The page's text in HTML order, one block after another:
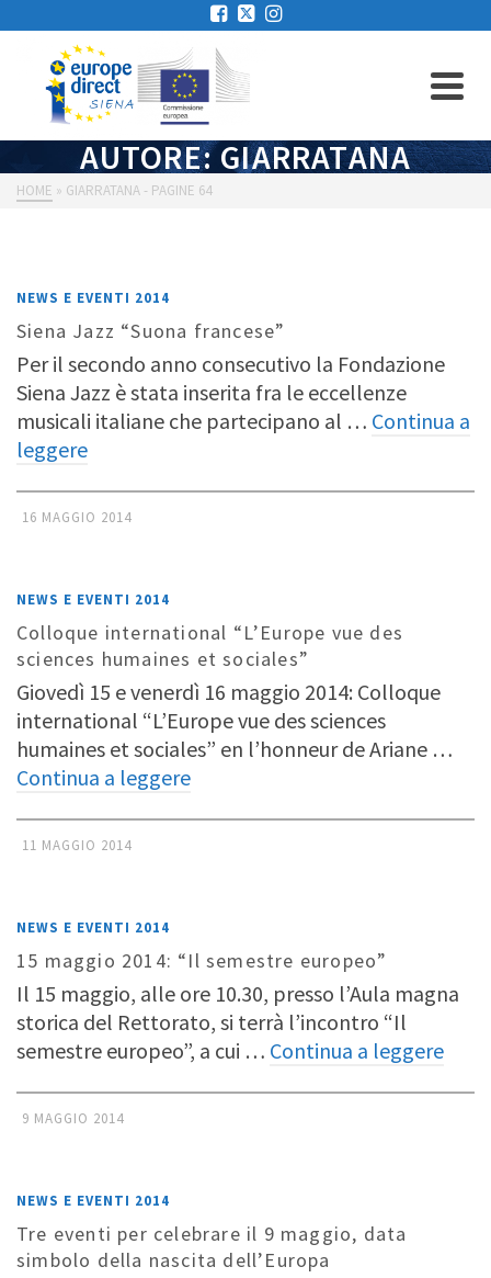
AUTORE: GIARRATANA
HOME » GIARRATANA - PAGINE 64
NEWS E EVENTI 2014
Siena Jazz “Suona francese”
Per il secondo anno consecutivo la Fondazione
Siena Jazz è stata inserita fra le eccellenze
musicali italiane che partecipano al … Continua a
leggere
16 MAGGIO 2014
NEWS E EVENTI 2014
Colloque international “L’Europe vue des
sciences humaines et sociales”
Giovedì 15 e venerdì 16 maggio 2014: Colloque
international “L’Europe vue des sciences
humaines et sociales” en l’honneur de Ariane …
Continua a leggere
11 MAGGIO 2014
NEWS E EVENTI 2014
15 maggio 2014: “Il semestre europeo”
Il 15 maggio, alle ore 10.30, presso l’Aula magna
storica del Rettorato, si terrà l’incontro “Il
semestre europeo”, a cui … Continua a leggere
9 MAGGIO 2014
NEWS E EVENTI 2014
Tre eventi per celebrare il 9 maggio, data
simbolo della nascita dell’Europa